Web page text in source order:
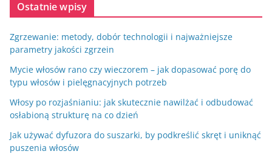
Ostatnie wpisy
Zgrzewanie: metody, dobór technologii i najważniejsze
parametry jakości zgrzein
Mycie włosów rano czy wieczorem – jak dopasować porę do
typu włosów i pielęgnacyjnych potrzeb
Włosy po rozjaśnianiu: jak skutecznie nawilżać i odbudować
osłabioną strukturę na co dzień
Jak używać dyfuzora do suszarki, by podkreślić skręt i uniknąć
puszenia włosów